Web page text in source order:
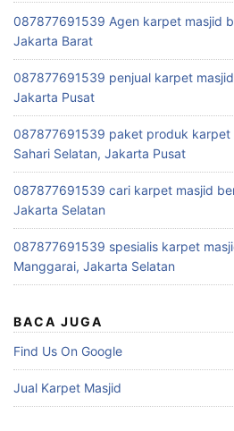
087877691539 Agen karpet masjid
Jakarta Barat
087877691539 penjual karpet
Jakarta Pusat
087877691539 paket produk karpet
Sahari Selatan, Jakarta Pusat
087877691539 cari karpet masjid
Jakarta Selatan
087877691539 spesialis karpet
Manggarai, Jakarta Selatan
BACA JUGA
Find Us On Google
Jual Karpet Masjid